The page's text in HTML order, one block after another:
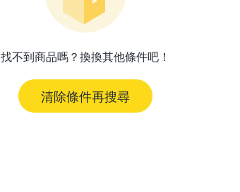
找不到商品嗎？換換其他條件吧！
清除條件再搜尋